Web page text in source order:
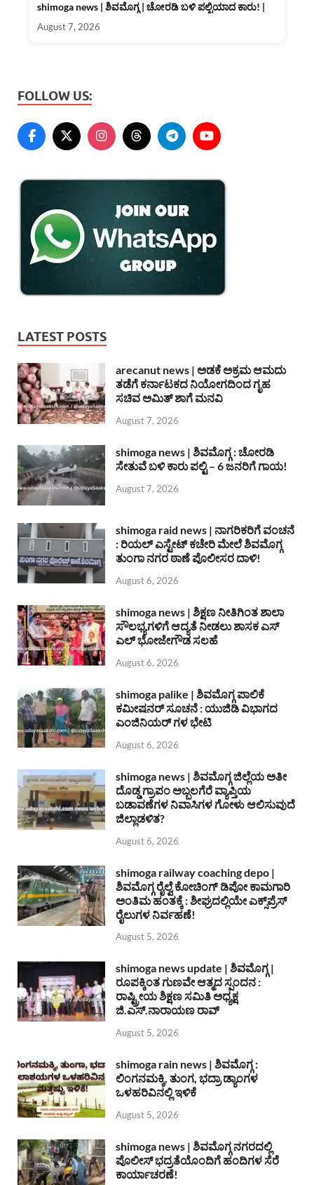
shimoga news | ಶಿವಮೊಗ್ಗ | ಚೋರಡಿ ಬಳಿ ಪಲ್ಟಿಯಾದ ಕಾರು! |
August 7, 2026
FOLLOW US:
LATEST POSTS
arecanut news | ಅಡಕೆ ಅಕ್ರಮ ಆಮದು
ತಡೆಗೆ ಕರ್ನಾಟಕದ ನಿಯೋಗದಿಂದ ಗೃಹ
ಸಚಿವ ಅಮಿತ್ ಶಾಗೆ ಮನವಿ
August 7, 2026
shimoga news | ಶಿವಮೊಗ್ಗ : ಚೋರಡಿ
ಸೇತುವೆ ಬಳಿ ಕಾರು ಪಲ್ಟಿ – 6 ಜನರಿಗೆ ಗಾಯ!
August 7, 2026
shimoga raid news | ನಾಗರಿಕರಿಗೆ ವಂಚನೆ
: ರಿಯಲ್ ಎಸ್ಟೇಟ್ ಕಚೇರಿ ಮೇಲೆ ಶಿವಮೊಗ್ಗ
ತುಂಗಾ ನಗರ ಠಾಣೆ ಪೊಲೀಸರ ದಾಳಿ!
August 6, 2026
shimoga news | ಶಿಕ್ಷಣ ನೀತಿಗಿಂತ ಶಾಲಾ
ಸೌಲಭ್ಯಗಳಿಗೆ ಆದ್ಯತೆ ನೀಡಲು ಶಾಸಕ ಎಸ್
ಎಲ್ ಭೋಜೇಗೌಡ ಸಲಹೆ
August 6, 2026
shimoga palike | ಶಿವಮೊಗ್ಗ ಪಾಲಿಕೆ
ಕಮೀಷನರ್ ಸೂಚನೆ : ಯುಜಿಡಿ ವಿಭಾಗದ
ಎಂಜಿನಿಯರ್ ಗಳ ಭೇಟಿ
August 6, 2026
shimoga news | ಶಿವಮೊಗ್ಗ ಜಿಲ್ಲೆಯ ಅತೀ
ದೊಡ್ಡ ಗ್ರಾಪಂ ಅಬ್ಬಲಗೆರೆ ವ್ಯಾಪ್ತಿಯ
ಬಡಾವಣೆಗಳ ನಿವಾಸಿಗಳ ಗೋಳು ಆಲಿಸುವುದೆ
ಜಿಲ್ಲಾಡಳಿತ?
August 6, 2026
shimoga railway coaching depo |
ಶಿವಮೊಗ್ಗ ರೈಲ್ವೆ ಕೋಚಿಂಗ್ ಡಿಪೋ ಕಾಮಗಾರಿ
ಅಂತಿಮ ಹಂತಕ್ಕೆ : ಶೀಘ್ರದಲ್ಲಿಯೇ ಎಕ್ಸ್‌ಪ್ರೆಸ್
ರೈಲುಗಳ ನಿರ್ವಹಣೆ!
August 5, 2026
shimoga news update | ಶಿವಮೊಗ್ಗ |
ರೂಪಕ್ಕಿಂತ ಗುಣವೇ ಆತ್ಮದ ಸ್ಪಂದನ :
ರಾಷ್ಟ್ರೀಯ ಶಿಕ್ಷಣ ಸಮಿತಿ ಅಧ್ಯಕ್ಷ
ಜಿ.ಎಸ್.ನಾರಾಯಣ ರಾವ್
August 5, 2026
shimoga rain news | ಶಿವಮೊಗ್ಗ :
ಲಿಂಗನಮಕ್ಕಿ, ತುಂಗ, ಭದ್ರಾ ಡ್ಯಾಂಗಳ
ಒಳಹರಿವಿನಲ್ಲಿ ಇಳಿಕೆ
August 5, 2026
shimoga news | ಶಿವಮೊಗ್ಗ ನಗರದಲ್ಲಿ
ಪೊಲೀಸ್ ಭದ್ರತೆಯೊಂದಿಗೆ ಹಂದಿಗಳ ಸೆರೆ
ಕಾರ್ಯಾಚರಣೆ!